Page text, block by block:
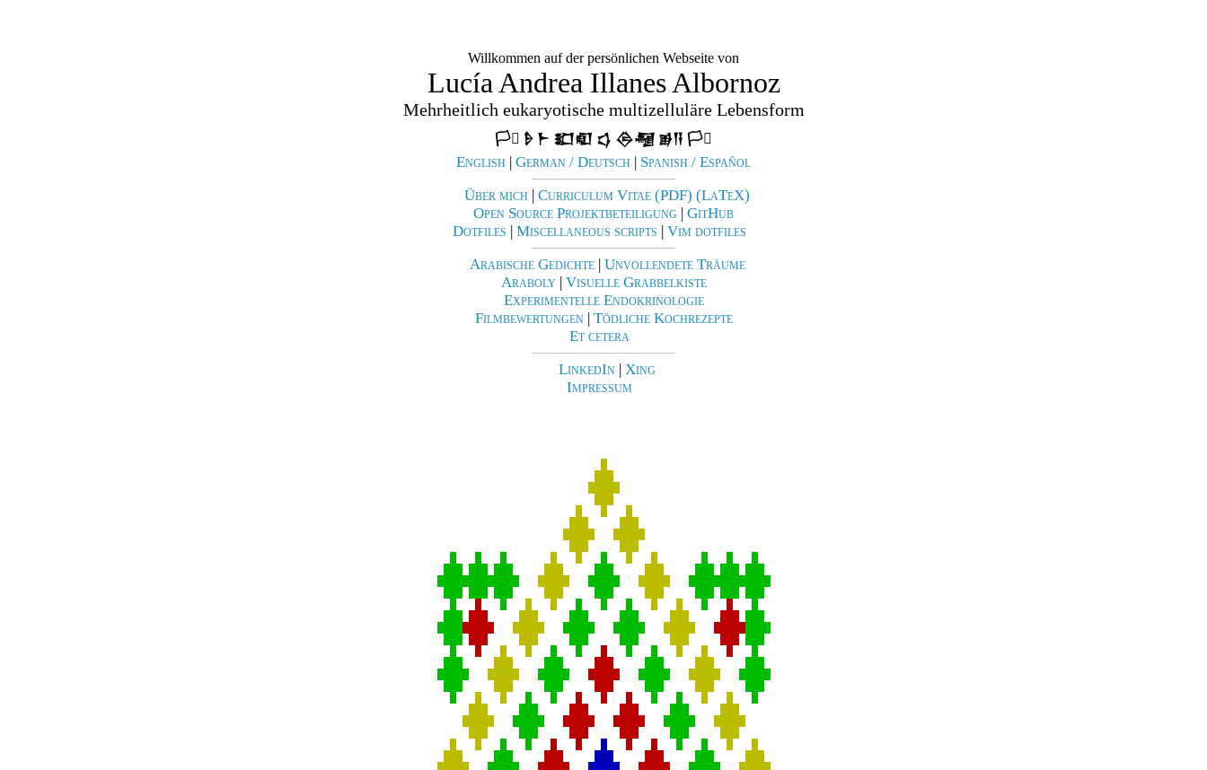
Willkommen auf der persönlichen Webseite von
Lucía Andrea Illanes Albornoz
Mehrheitlich eukaryotische multizelluläre Lebensform
🏳️‍⚧️ 𒊩 𒈨 𒊬𒊏 𒌓 𒁲𒆷 𒂊𒀀 🏳️‍⚧️
English | German / Deutsch | Spanish / Español
Über mich |Curriculum Vitae (PDF) (LaTeX)
Open Source Projektbeteiligung | GitHub
Dotfiles |Miscellaneous scripts |Vim dotfiles
Arabische Gedichte| Unvollendete Träume
Araboly| Visuelle Grabbelkiste
Experimentelle Endokrinologie
Filmbewertungen| Tödliche Kochrezepte
Et cetera
LinkedIn |Xing
Impressum